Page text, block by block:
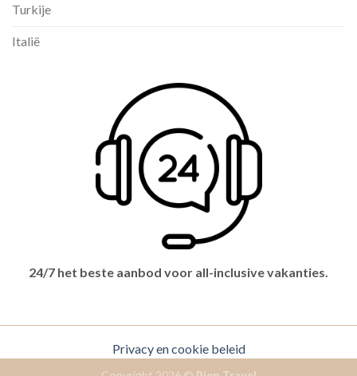
Turkije
Italië
24/7 het beste aanbod voor all-inclusive vakanties.
Privacy en cookie beleid